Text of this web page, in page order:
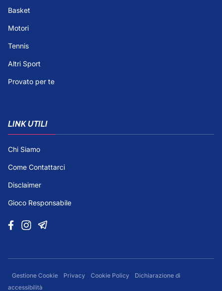
Basket
Motori
Tennis
Altri Sport
Provato per te
LINK UTILI
Chi Siamo
Come Contattarci
Disclaimer
Gioco Responsabile
Gestione Cookie Privacy Cookie Policy
Dichiarazione di
accessibilità